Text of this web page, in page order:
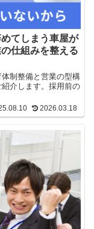
てしまう車屋が
仕組みを整える
制整備と営業の型構
介します。採用前の
2026.03.18